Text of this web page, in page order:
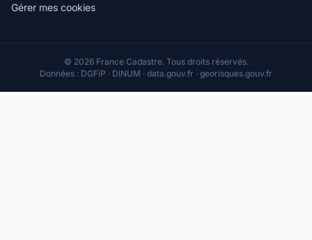
Gérer mes cookies
© 2026 France Cadastre. Tous droits réservés.
Données : DGFiP · DINUM · data.gouv.fr · georisques.gouv.fr